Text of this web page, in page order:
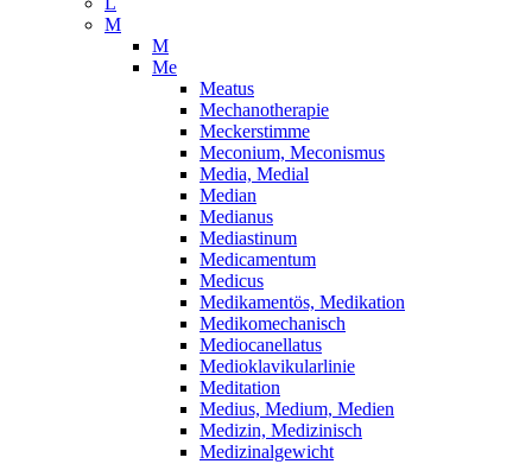
M
M
Me
Meatus
Mechanotherapie
Meckerstimme
Meconium, Meconismus
Media, Medial
Median
Medianus
Mediastinum
Medicamentum
Medicus
Medikamentös, Medikation
Medikomechanisch
Mediocanellatus
Medioklavikularlinie
Meditation
Medius, Medium, Medien
Medizin, Medizinisch
Medizinalgewicht